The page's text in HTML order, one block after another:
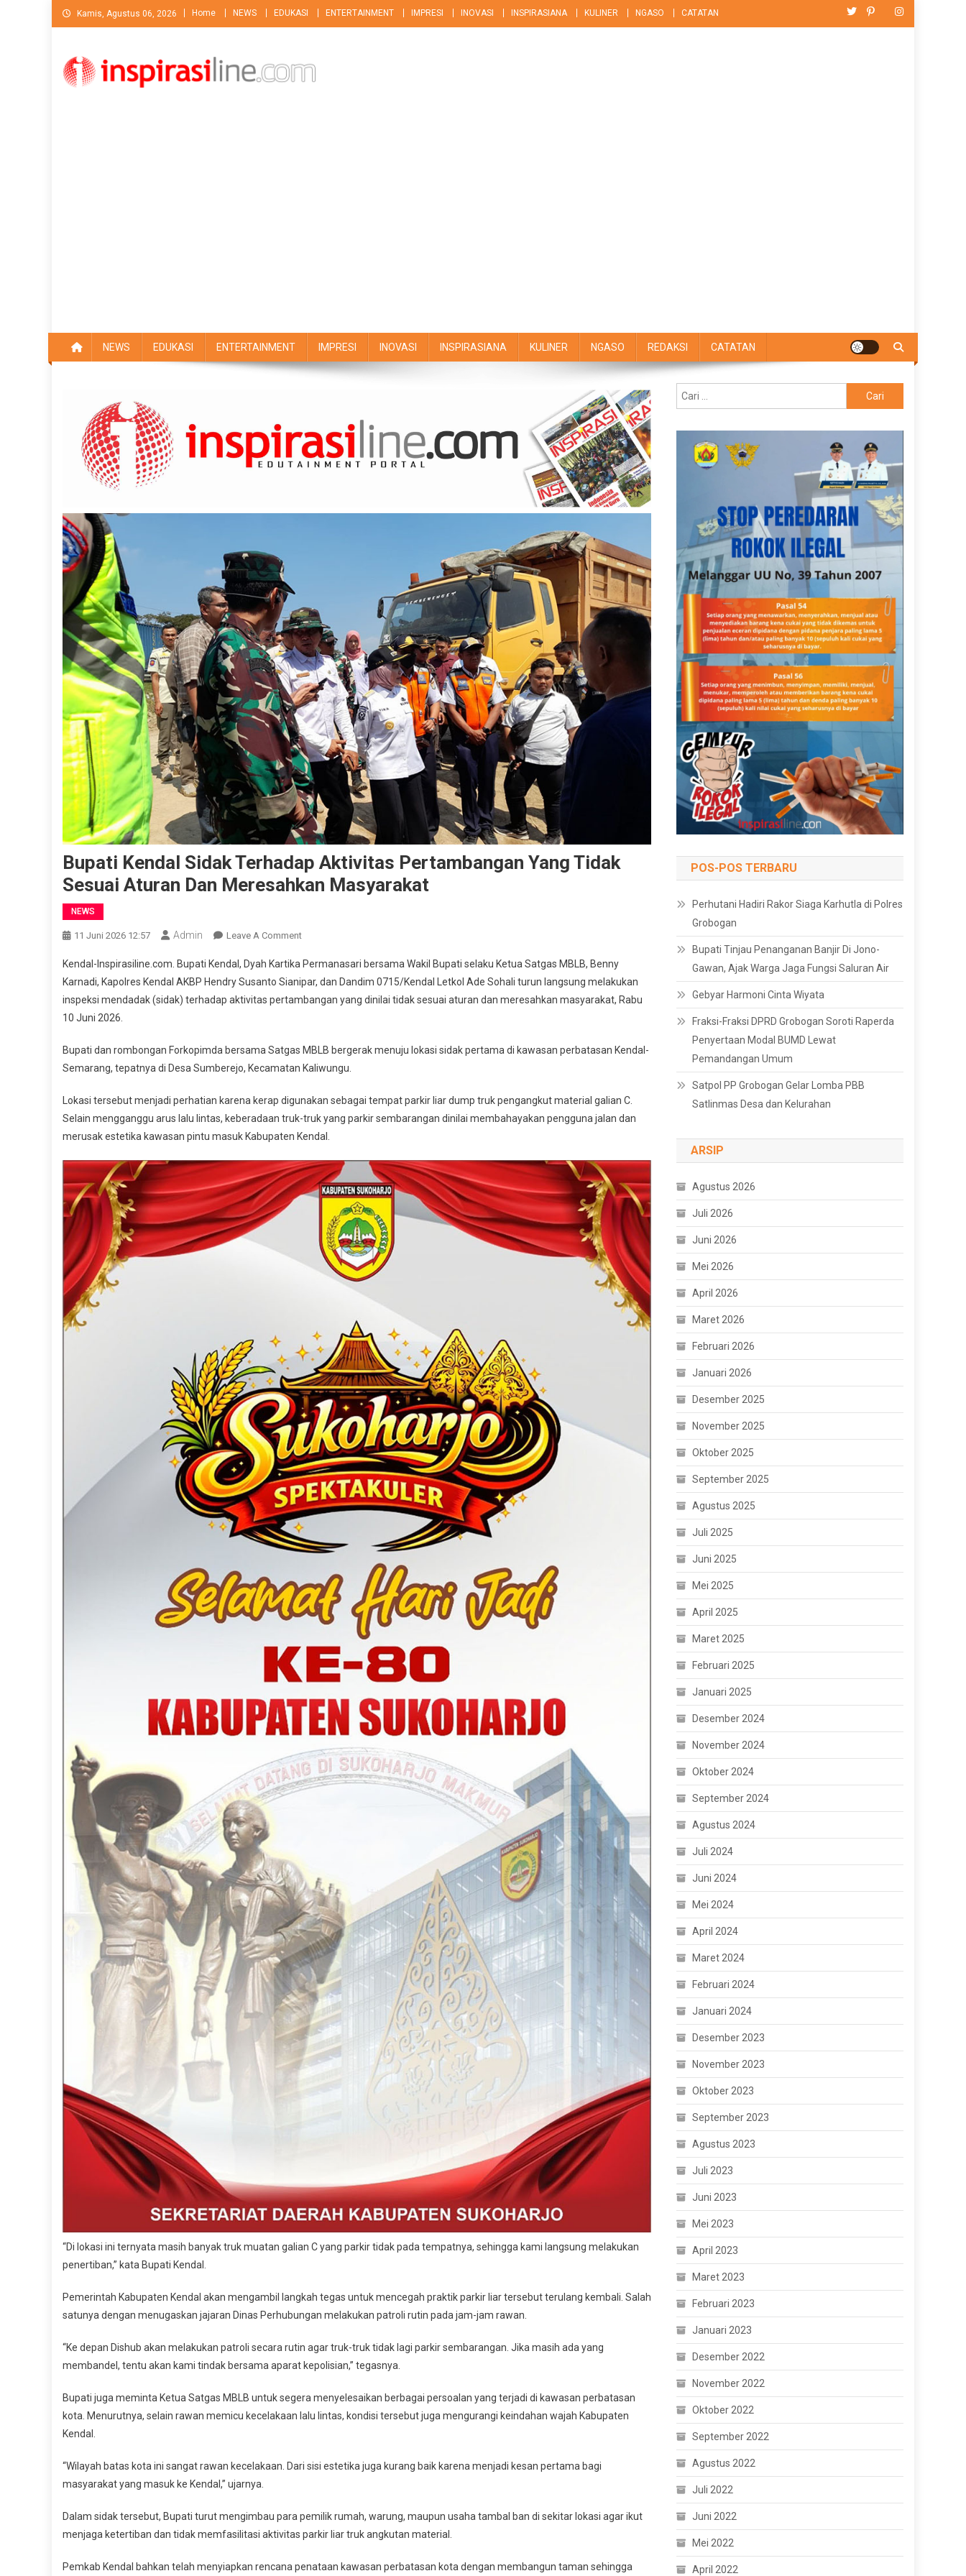
Skip
to
Kamis, Agustus 06, 2026 Home NEWS EDUKASI ENTERTAINMENT IMPRESI INOVASI INSPIRASIANA KULINER NGASO CATATAN
NEWS EDUKASI ENTERTAINMENT IMPRESI INOVASI INSPIRASIANA KULINER NGASO REDAKSI CATATAN
Bupati Kendal Sidak Terhadap Aktivitas Pertambangan Yang Tidak
Sesuai Aturan Dan Meresahkan Masyarakat
NEWS
11 Juni 2026 12:57 Admin Leave A CommentOn
Kendal
Sidak
Terhadap
Yang
Tidak
Aturan
Dan
Meresahkan
Kendal-Inspirasiline.com. Bupati Kendal, Dyah Kartika Permanasari bersama Wakil Bupati selaku Ketua Satgas MBLB, Benny
Karnadi, Kapolres Kendal AKBP Hendry Susanto Sianipar, dan Dandim 0715/Kendal Letkol Ade Sohali turun langsung melakukan
inspeksi mendadak (sidak) terhadap aktivitas pertambangan yang dinilai tidak sesuai aturan dan meresahkan masyarakat, Rabu
10 Juni 2026.
Bupati dan rombongan Forkopimda bersama Satgas MBLB bergerak menuju lokasi sidak pertama di kawasan perbatasan Kendal-
Semarang, tepatnya di Desa Sumberejo, Kecamatan Kaliwungu.
Lokasi tersebut menjadi perhatian karena kerap digunakan sebagai tempat parkir liar dump truk pengangkut material galian C.
Selain mengganggu arus lalu lintas, keberadaan truk-truk yang parkir sembarangan dinilai membahayakan pengguna jalan dan
merusak estetika kawasan pintu masuk Kabupaten Kendal.
“Di lokasi ini ternyata masih banyak truk muatan galian C yang parkir tidak pada tempatnya, sehingga kami langsung melakukan
penertiban,” kata Bupati Kendal.
Pemerintah Kabupaten Kendal akan mengambil langkah tegas untuk mencegah praktik parkir liar tersebut terulang kembali. Salah
satunya dengan menugaskan jajaran Dinas Perhubungan melakukan patroli rutin pada jam-jam rawan.
“Ke depan Dishub akan melakukan patroli secara rutin agar truk-truk tidak lagi parkir sembarangan. Jika masih ada yang
membandel, tentu akan kami tindak bersama aparat kepolisian,” tegasnya.
Bupati juga meminta Ketua Satgas MBLB untuk segera menyelesaikan berbagai persoalan yang terjadi di kawasan perbatasan
kota. Menurutnya, selain rawan memicu kecelakaan lalu lintas, kondisi tersebut juga mengurangi keindahan wajah Kabupaten
Kendal.
“Wilayah batas kota ini sangat rawan kecelakaan. Dari sisi estetika juga kurang baik karena menjadi kesan pertama bagi
masyarakat yang masuk ke Kendal,” ujarnya.
Dalam sidak tersebut, Bupati turut mengimbau para pemilik rumah, warung, maupun usaha tambal ban di sekitar lokasi agar ikut
menjaga ketertiban dan tidak memfasilitasi aktivitas parkir liar truk angkutan material.
Pemkab Kendal bahkan telah menyiapkan rencana penataan kawasan perbatasan kota dengan membangun taman sehingga
untuk:
POS-POS TERBARU
Perhutani Hadiri Rakor Siaga Karhutla di Polres
Grobogan
Bupati Tinjau Penanganan Banjir Di Jono-
Gawan, Ajak Warga Jaga Fungsi Saluran Air
Gebyar Harmoni Cinta Wiyata
Fraksi-Fraksi DPRD Grobogan Soroti Raperda
Penyertaan Modal BUMD Lewat
Pemandangan Umum
Satpol PP Grobogan Gelar Lomba PBB
Satlinmas Desa dan Kelurahan
ARSIP
Agustus 2026
Juli 2026
Juni 2026
Mei 2026
April 2026
Maret 2026
Februari 2026
Januari 2026
Desember 2025
November 2025
Oktober 2025
September 2025
Agustus 2025
Juli 2025
Juni 2025
Mei 2025
April 2025
Maret 2025
Februari 2025
Januari 2025
Desember 2024
November 2024
Oktober 2024
September 2024
Agustus 2024
Juli 2024
Juni 2024
Mei 2024
April 2024
Maret 2024
Februari 2024
Januari 2024
Desember 2023
November 2023
Oktober 2023
September 2023
Agustus 2023
Juli 2023
Juni 2023
Mei 2023
April 2023
Maret 2023
Februari 2023
Januari 2023
Desember 2022
November 2022
Oktober 2022
September 2022
Agustus 2022
Juli 2022
Juni 2022
Mei 2022
April 2022